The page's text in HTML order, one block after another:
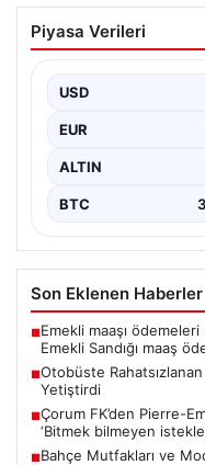
Otobüste
Hızla
ulaşımın yoğun
zaman zaman acil…
Piyasa Verileri
USD
EUR
ALTIN
BTC
Son Eklenen Haberler
■Emekli maaşı
Emekli Sandığı maaş
■Otobüste
Yetiştirdi
■Çorum FK’den Pierre-
‘Bitmek bilmeyen
■Bahçe Mutfakları ve